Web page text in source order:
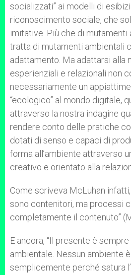
socializzati” ai modelli di
riconoscimento sociale, che
imitative. Più che di mutamenti
tratta di mutamenti ambientali
adattamento. Ma adattarsi alla
esperienziali e relazionali non
necessariamente un
“ecologico” al mondo digitale,
attraverso la nostra indagine
rendere conto delle pratiche
dotati di senso e capaci di
forma all’ambiente attraverso
creativo e orientato alla
Come scriveva McLuhan
sono contenitori, ma processi
completamente il contenuto”
E ancora, “Il presente è
ambientale. Nessun ambiente
semplicemente perché satura